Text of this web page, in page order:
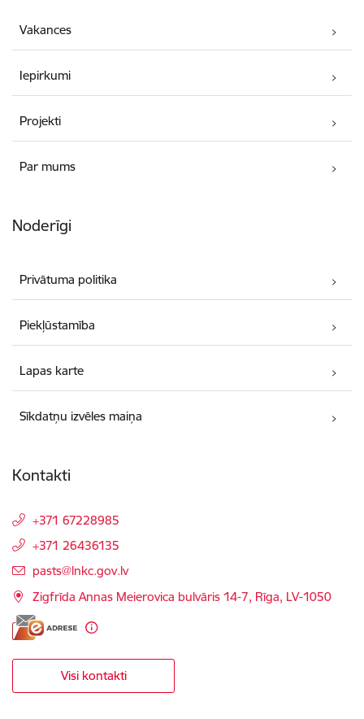
Vakances
Iepirkumi
Projekti
Par mums
Noderīgi
Privātuma politika
Piekļūstamība
Lapas karte
Sīkdatņu izvēles maiņa
Kontakti
+371 67228985
+371 26436135
E-pasts:
pasts@lnkc.gov.lv
Zigfrīda Annas Meierovica bulvāris 14-7, Rīga, LV-1050
Visi kontakti